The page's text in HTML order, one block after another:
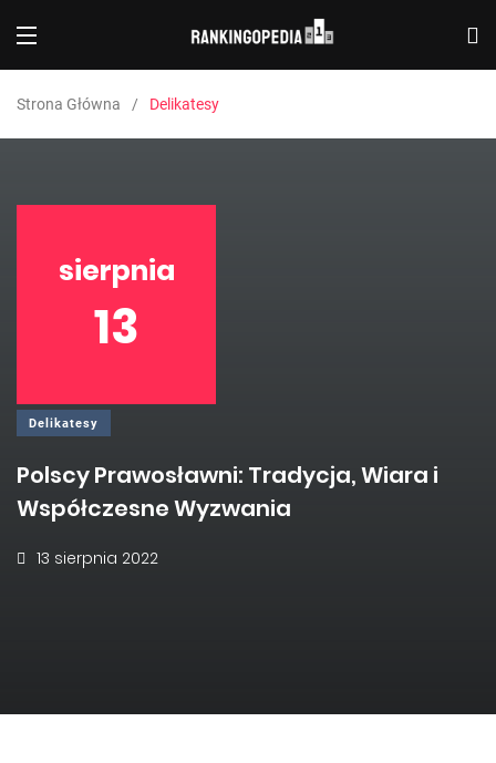
Strona Główna Delikatesy
sierpnia
13
Delikatesy
Polscy Prawosławni: Tradycja, Wiara i
Współczesne Wyzwania
13 sierpnia 2022